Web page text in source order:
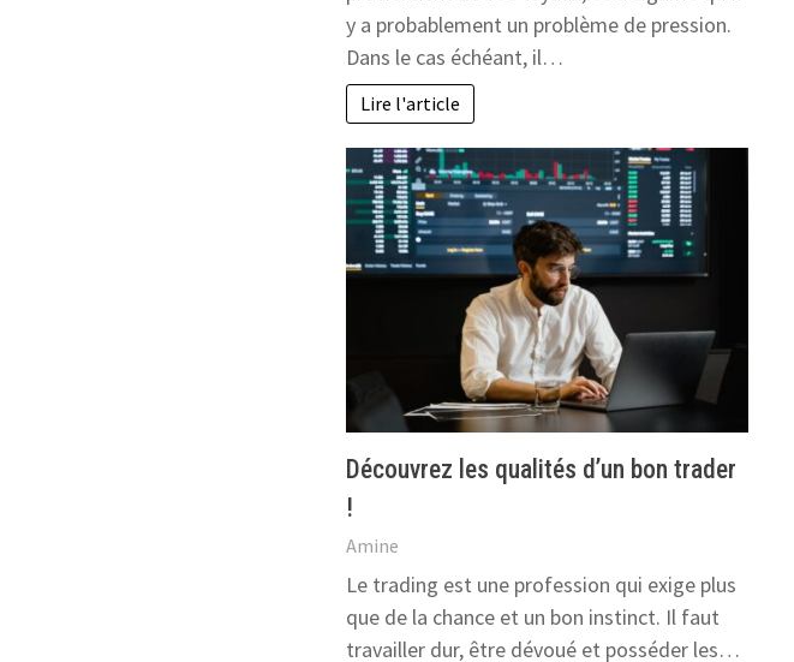
y a probablement un problème de pression.
Dans le cas échéant, il…
Lire l'article
Découvrez les qualités d’un bon trader
!
Amine
Le trading est une profession qui exige plus
que de la chance et un bon instinct. Il faut
travailler dur, être dévoué et posséder les…